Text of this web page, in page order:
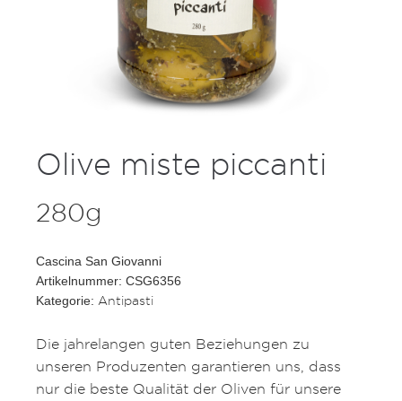
Olive miste piccanti
280g
Cascina San Giovanni
Artikelnummer: CSG6356
Kategorie: Antipasti
Die jahrelangen guten Beziehungen zu
unseren Produzenten garantieren uns, dass
nur die beste Qualität der Oliven für unsere